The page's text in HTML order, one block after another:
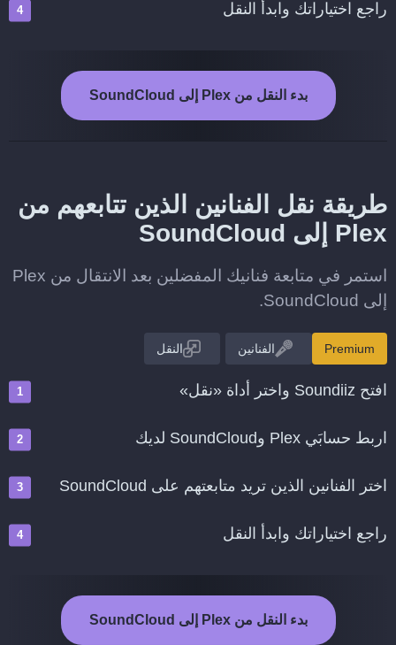
راجع اختياراتك وابدأ النقل
بدء النقل من Plex إلى SoundCloud
طريقة نقل الفنانين الذين تتابعهم من
Plex إلى SoundCloud
استمر في متابعة فنانيك المفضلين بعد الانتقال من Plex
إلى SoundCloud.
Premium الفنانين النقل
افتح Soundiiz واختر أداة «نقل»
اربط حسابَي Plex وSoundCloud لديك
اختر الفنانين الذين تريد متابعتهم على SoundCloud
راجع اختياراتك وابدأ النقل
بدء النقل من Plex إلى SoundCloud